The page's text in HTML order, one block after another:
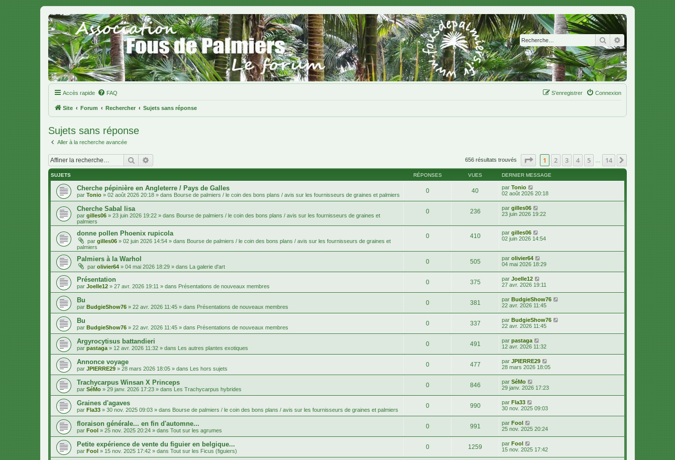
Rechercher
Accès rapide FAQ Connexion
S’enregistrer
Site Forum Rechercher Sujets sans réponse
Sujets sans réponse
Aller à la recherche avancée
Rechercher 656 résultats trouvés Page sur14
1 2 3 4 5 14
SUJETS RÉPONSES VUES DERNIER MESSAGE
Cherche pépinière en Angleterre / Pays de Galles
par Tonio » 02 août 2026 20:18 » dans Bourse de palmiers / le coin des bons plans / avis sur les fournisseurs de graines et palmiers
0 40 par Tonio
02 août 2026 20:18
Cherche Sabal lisa
par gilles06 » 23 juin 2026 19:22 » dans Bourse de palmiers / le coin des bons plans / avis sur les fournisseurs de graines et
palmiers
0 236 par gilles06
23 juin 2026 19:22
donne pollen Phoenix rupicola
par gilles06 » 02 juin 2026 14:54 » dans Bourse de palmiers / le coin des bons plans / avis sur les fournisseurs de graines et
palmiers
0 410 par gilles06
02 juin 2026 14:54
Palmiers à la Warhol
par olivier64 » 04 mai 2026 18:29 » dans La galerie d'art
0 505 par olivier64
04 mai 2026 18:29
Présentation
par Joelle12 » 27 avr. 2026 19:11 » dans Présentations de nouveaux membres
0 375 par Joelle12
27 avr. 2026 19:11
Bu
par BudgieShow76 » 22 avr. 2026 11:45 » dans Présentations de nouveaux membres
0 381 par BudgieShow76
22 avr. 2026 11:45
Bu
par BudgieShow76 » 22 avr. 2026 11:45 » dans Présentations de nouveaux membres
0 337 par BudgieShow76
22 avr. 2026 11:45
Argyrocytisus battandieri
par pastaga » 12 avr. 2026 11:32 » dans Les autres plantes exotiques
0 491 par pastaga
12 avr. 2026 11:32
Annonce voyage
par JPIERRE29 » 28 mars 2026 18:05 » dans Les hors sujets
0 477 par JPIERRE29
28 mars 2026 18:05
Trachycarpus Winsan X Princeps
par SéMo » 29 janv. 2026 17:23 » dans Les Trachycarpus hybrides
0 846 par SéMo
29 janv. 2026 17:23
Graines d'agaves
par Fla33 » 30 nov. 2025 09:03 » dans Bourse de palmiers / le coin des bons plans / avis sur les fournisseurs de graines et palmiers
0 990 par Fla33
30 nov. 2025 09:03
floraison générale... en fin d'automne...
par Fool » 25 nov. 2025 20:24 » dans Tout sur les agrumes
0 991 par Fool
25 nov. 2025 20:24
Petite expérience de vente du figuier en belgique...
par Fool » 15 nov. 2025 17:42 » dans Tout sur les Ficus (figuiers)
0 1259 par Fool
15 nov. 2025 17:42